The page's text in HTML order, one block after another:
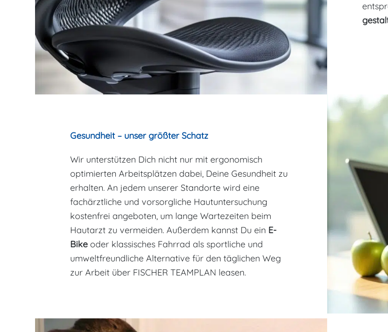
Gesundheit – unser größter Schatz
Wir unterstützen Dich nicht nur mit ergonomisch
optimierten Arbeitsplätzen dabei, Deine Gesundheit zu
erhalten. An jedem unserer Standorte wird eine
fachärztliche und vorsorgliche Hautuntersuchung
kostenfrei angeboten, um lange Wartezeiten beim
Hautarzt zu vermeiden. Außerdem kannst Du ein E-
Bike oder klassisches Fahrrad als sportliche und
umweltfreundliche Alternative für den täglichen Weg
zur Arbeit über FISCHER TEAMPLAN leasen.